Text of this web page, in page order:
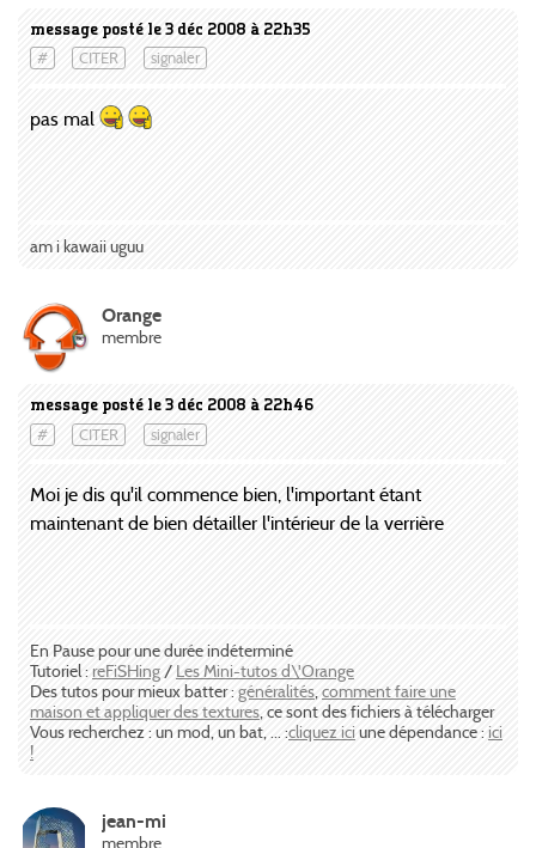
message posté le 3 déc 2008 à 22h35
# CITER signaler
pas mal
am i kawaii uguu
message posté le 3 déc 2008 à 22h46
# CITER signaler
Orange
membre
Moi je dis qu'il commence bien, l'important étant
maintenant de bien détailler l'intérieur de la verrière
En Pause pour une durée indéterminé
Tutoriel :reFiSHing/ Les Mini-tutos d\'Orange
Des tutos pour mieux batter : généralités,comment faire une
maison et appliquer des textures, ce sont des fichiers à télécharger
Vous recherchez : un mod, un bat, ... :cliquez iciune dépendance : ici
!
jean-mi